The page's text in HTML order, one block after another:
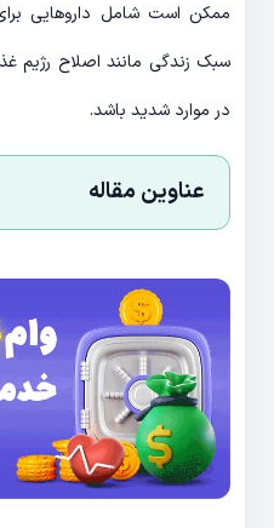
ممکن است شامل داروهایی
سبک زندگی مانند اصلاح رژیم
در موارد شدید باشد.
عناوین مقاله